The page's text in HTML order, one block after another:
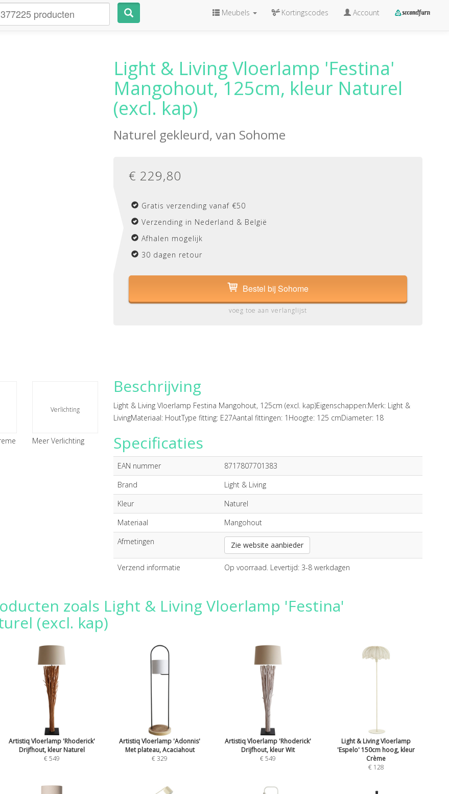
Meubels Kortingscodes Account
Light & Living Vloerlamp 'Festina'
Mangohout, 125cm, kleur Naturel
(excl. kap)
Naturel gekleurd, van Sohome
€ 229,80
Gratis verzending vanaf €50
Verzending in Nederland & België
Afhalen mogelijk
30 dagen retour
Bestel bij Sohome
voeg toe aan verlanglijst
Verlichting
Meer Verlichting
Beschrijving
Light & Living Vloerlamp Festina Mangohout, 125cm (excl. kap)Eigenschappen:Merk: Light &
LivingMateriaal: HoutType fitting: E27Aantal fittingen: 1Hoogte: 125 cmDiameter: 18
Specificaties
EAN nummer
8717807701383
Brand
Light & Living
Kleur
Naturel
Materiaal
Mangohout
Afmetingen
Zie website aanbieder
Verzend informatie Op voorraad. Levertijd: 3-8 werkdagen
zoals Light & Living Vloerlamp 'Festina'
(excl. kap)
Artistiq Vloerlamp 'Rhoderick'
Drijfhout, kleur Naturel
€ 549
Artistiq Vloerlamp 'Adonnis'
Met plateau, Acaciahout
€ 329
Artistiq Vloerlamp 'Rhoderick'
Drijfhout, kleur Wit
€ 549
Light & Living Vloerlamp
'Espelo' 150cm hoog, kleur
Crème
€ 128